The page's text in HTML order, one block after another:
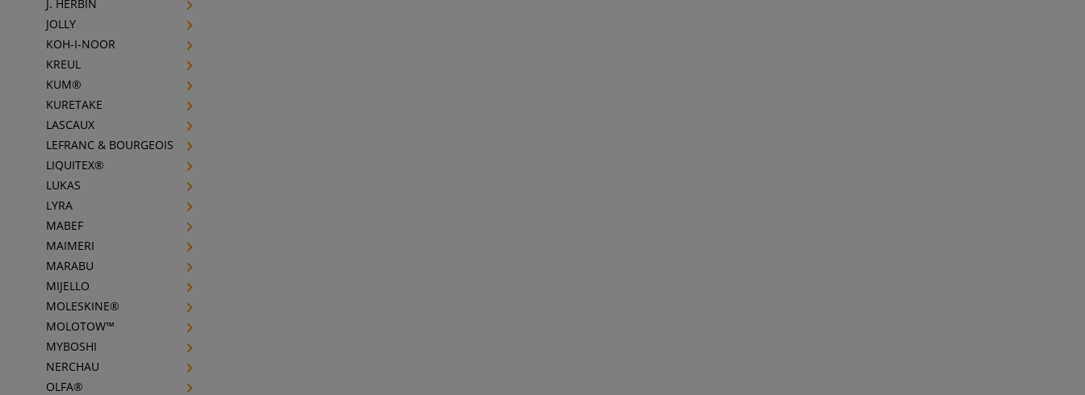
J. HERBIN
JOLLY
KOH-I-NOOR
KREUL
KUM®
KURETAKE
LASCAUX
LEFRANC & BOURGEOIS
LIQUITEX®
LUKAS
LYRA
MABEF
MAIMERI
MARABU
MIJELLO
MOLESKINE®
MOLOTOW™
MYBOSHI
NERCHAU
OLFA®